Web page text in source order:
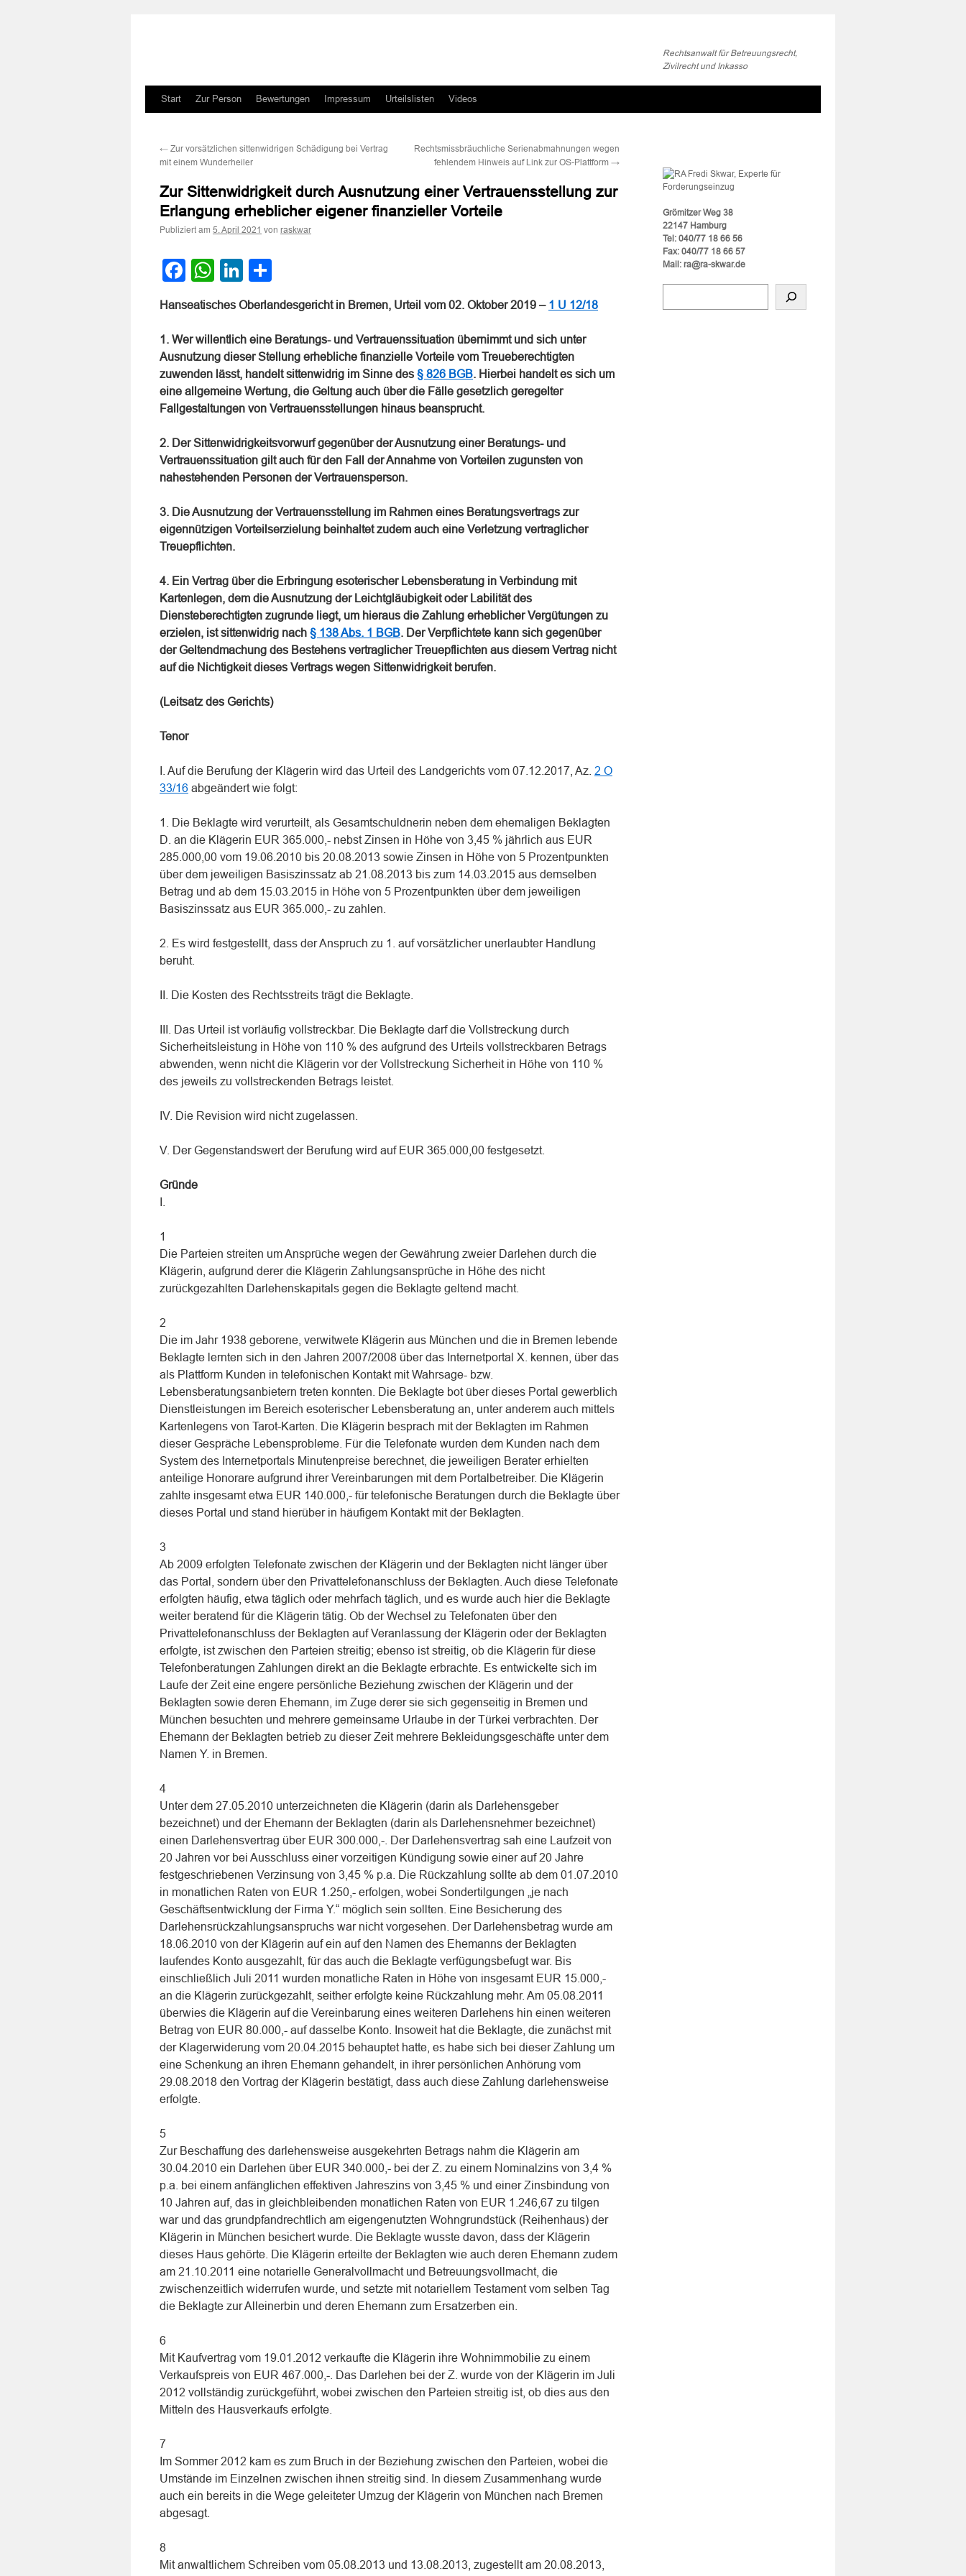
Rechtsanwalt für Betreuungsrecht,
Zivilrecht und Inkasso
Zum
springen
Start Zur Person Bewertungen Impressum Urteilslisten Videos
← Zur vorsätzlichen sittenwidrigen Schädigung bei Vertrag
mit einem Wunderheiler
Rechtsmissbräuchliche Serienabmahnungen wegen
fehlendem Hinweis auf Link zur OS-Plattform →
Zur Sittenwidrigkeit durch Ausnutzung einer Vertrauensstellung zur
Erlangung erheblicher eigener finanzieller Vorteile
Publiziert am 5. April 2021 von raskwar
Facebook
WhatsApp
LinkedIn
Hanseatisches Oberlandesgericht in Bremen, Urteil vom 02. Oktober 2019 – 1 U 12/18
1. Wer willentlich eine Beratungs- und Vertrauenssituation übernimmt und sich unter
Ausnutzung dieser Stellung erhebliche finanzielle Vorteile vom Treueberechtigten
zuwenden lässt, handelt sittenwidrig im Sinne des § 826 BGB. Hierbei handelt es sich um
eine allgemeine Wertung, die Geltung auch über die Fälle gesetzlich geregelter
Fallgestaltungen von Vertrauensstellungen hinaus beansprucht.
2. Der Sittenwidrigkeitsvorwurf gegenüber der Ausnutzung einer Beratungs- und
Vertrauenssituation gilt auch für den Fall der Annahme von Vorteilen zugunsten von
nahestehenden Personen der Vertrauensperson.
3. Die Ausnutzung der Vertrauensstellung im Rahmen eines Beratungsvertrags zur
eigennützigen Vorteilserzielung beinhaltet zudem auch eine Verletzung vertraglicher
Treuepflichten.
4. Ein Vertrag über die Erbringung esoterischer Lebensberatung in Verbindung mit
Kartenlegen, dem die Ausnutzung der Leichtgläubigkeit oder Labilität des
Diensteberechtigten zugrunde liegt, um hieraus die Zahlung erheblicher Vergütungen zu
erzielen, ist sittenwidrig nach § 138 Abs. 1 BGB. Der Verpflichtete kann sich gegenüber
der Geltendmachung des Bestehens vertraglicher Treuepflichten aus diesem Vertrag nicht
auf die Nichtigkeit dieses Vertrags wegen Sittenwidrigkeit berufen.
(Leitsatz des Gerichts)
Tenor
I. Auf die Berufung der Klägerin wird das Urteil des Landgerichts vom 07.12.2017, Az. 2 O
33/16 abgeändert wie folgt:
1. Die Beklagte wird verurteilt, als Gesamtschuldnerin neben dem ehemaligen Beklagten
D. an die Klägerin EUR 365.000,- nebst Zinsen in Höhe von 3,45 % jährlich aus EUR
285.000,00 vom 19.06.2010 bis 20.08.2013 sowie Zinsen in Höhe von 5 Prozentpunkten
über dem jeweiligen Basiszinssatz ab 21.08.2013 bis zum 14.03.2015 aus demselben
Betrag und ab dem 15.03.2015 in Höhe von 5 Prozentpunkten über dem jeweiligen
Basiszinssatz aus EUR 365.000,- zu zahlen.
2. Es wird festgestellt, dass der Anspruch zu 1. auf vorsätzlicher unerlaubter Handlung
beruht.
II. Die Kosten des Rechtsstreits trägt die Beklagte.
III. Das Urteil ist vorläufig vollstreckbar. Die Beklagte darf die Vollstreckung durch
Sicherheitsleistung in Höhe von 110 % des aufgrund des Urteils vollstreckbaren Betrags
abwenden, wenn nicht die Klägerin vor der Vollstreckung Sicherheit in Höhe von 110 %
des jeweils zu vollstreckenden Betrags leistet.
IV. Die Revision wird nicht zugelassen.
V. Der Gegenstandswert der Berufung wird auf EUR 365.000,00 festgesetzt.
Gründe
1
Die Parteien streiten um Ansprüche wegen der Gewährung zweier Darlehen durch die
Klägerin, aufgrund derer die Klägerin Zahlungsansprüche in Höhe des nicht
zurückgezahlten Darlehenskapitals gegen die Beklagte geltend macht.
2
Die im Jahr 1938 geborene, verwitwete Klägerin aus München und die in Bremen lebende
Beklagte lernten sich in den Jahren 2007/2008 über das Internetportal X. kennen, über das
als Plattform Kunden in telefonischen Kontakt mit Wahrsage- bzw.
Lebensberatungsanbietern treten konnten. Die Beklagte bot über dieses Portal gewerblich
Dienstleistungen im Bereich esoterischer Lebensberatung an, unter anderem auch mittels
Kartenlegens von Tarot-Karten. Die Klägerin besprach mit der Beklagten im Rahmen
dieser Gespräche Lebensprobleme. Für die Telefonate wurden dem Kunden nach dem
System des Internetportals Minutenpreise berechnet, die jeweiligen Berater erhielten
anteilige Honorare aufgrund ihrer Vereinbarungen mit dem Portalbetreiber. Die Klägerin
zahlte insgesamt etwa EUR 140.000,- für telefonische Beratungen durch die Beklagte über
dieses Portal und stand hierüber in häufigem Kontakt mit der Beklagten.
3
Ab 2009 erfolgten Telefonate zwischen der Klägerin und der Beklagten nicht länger über
das Portal, sondern über den Privattelefonanschluss der Beklagten. Auch diese Telefonate
erfolgten häufig, etwa täglich oder mehrfach täglich, und es wurde auch hier die Beklagte
weiter beratend für die Klägerin tätig. Ob der Wechsel zu Telefonaten über den
Privattelefonanschluss der Beklagten auf Veranlassung der Klägerin oder der Beklagten
erfolgte, ist zwischen den Parteien streitig; ebenso ist streitig, ob die Klägerin für diese
Telefonberatungen Zahlungen direkt an die Beklagte erbrachte. Es entwickelte sich im
Laufe der Zeit eine engere persönliche Beziehung zwischen der Klägerin und der
Beklagten sowie deren Ehemann, im Zuge derer sie sich gegenseitig in Bremen und
München besuchten und mehrere gemeinsame Urlaube in der Türkei verbrachten. Der
Ehemann der Beklagten betrieb zu dieser Zeit mehrere Bekleidungsgeschäfte unter dem
Namen Y. in Bremen.
4
Unter dem 27.05.2010 unterzeichneten die Klägerin (darin als Darlehensgeber
bezeichnet) und der Ehemann der Beklagten (darin als Darlehensnehmer bezeichnet)
einen Darlehensvertrag über EUR 300.000,-. Der Darlehensvertrag sah eine Laufzeit von
20 Jahren vor bei Ausschluss einer vorzeitigen Kündigung sowie einer auf 20 Jahre
festgeschriebenen Verzinsung von 3,45 % p.a. Die Rückzahlung sollte ab dem 01.07.2010
in monatlichen Raten von EUR 1.250,- erfolgen, wobei Sondertilgungen „je nach
Geschäftsentwicklung der Firma Y.“ möglich sein sollten. Eine Besicherung des
Darlehensrückzahlungsanspruchs war nicht vorgesehen. Der Darlehensbetrag wurde am
18.06.2010 von der Klägerin auf ein auf den Namen des Ehemanns der Beklagten
laufendes Konto ausgezahlt, für das auch die Beklagte verfügungsbefugt war. Bis
einschließlich Juli 2011 wurden monatliche Raten in Höhe von insgesamt EUR 15.000,-
an die Klägerin zurückgezahlt, seither erfolgte keine Rückzahlung mehr. Am 05.08.2011
überwies die Klägerin auf die Vereinbarung eines weiteren Darlehens hin einen weiteren
Betrag von EUR 80.000,- auf dasselbe Konto. Insoweit hat die Beklagte, die zunächst mit
der Klagerwiderung vom 20.04.2015 behauptet hatte, es habe sich bei dieser Zahlung um
eine Schenkung an ihren Ehemann gehandelt, in ihrer persönlichen Anhörung vom
29.08.2018 den Vortrag der Klägerin bestätigt, dass auch diese Zahlung darlehensweise
erfolgte.
5
Zur Beschaffung des darlehensweise ausgekehrten Betrags nahm die Klägerin am
30.04.2010 ein Darlehen über EUR 340.000,- bei der Z. zu einem Nominalzins von 3,4 %
p.a. bei einem anfänglichen effektiven Jahreszins von 3,45 % und einer Zinsbindung von
10 Jahren auf, das in gleichbleibenden monatlichen Raten von EUR 1.246,67 zu tilgen
war und das grundpfandrechtlich am eigengenutzten Wohngrundstück (Reihenhaus) der
Klägerin in München besichert wurde. Die Beklagte wusste davon, dass der Klägerin
dieses Haus gehörte. Die Klägerin erteilte der Beklagten wie auch deren Ehemann zudem
am 21.10.2011 eine notarielle Generalvollmacht und Betreuungsvollmacht, die
zwischenzeitlich widerrufen wurde, und setzte mit notariellem Testament vom selben Tag
die Beklagte zur Alleinerbin und deren Ehemann zum Ersatzerben ein.
6
Mit Kaufvertrag vom 19.01.2012 verkaufte die Klägerin ihre Wohnimmobilie zu einem
Verkaufspreis von EUR 467.000,-. Das Darlehen bei der Z. wurde von der Klägerin im Juli
2012 vollständig zurückgeführt, wobei zwischen den Parteien streitig ist, ob dies aus den
Mitteln des Hausverkaufs erfolgte.
7
Im Sommer 2012 kam es zum Bruch in der Beziehung zwischen den Parteien, wobei die
Umstände im Einzelnen zwischen ihnen streitig sind. In diesem Zusammenhang wurde
auch ein bereits in die Wege geleiteter Umzug der Klägerin von München nach Bremen
abgesagt.
8
Mit anwaltlichem Schreiben vom 05.08.2013 und 13.08.2013, zugestellt am 20.08.2013,
Grömitzer Weg 38
22147 Hamburg
Tel: 040/77 18 66 56
Fax: 040/77 18 66 57
Mail: ra@ra-skwar.de